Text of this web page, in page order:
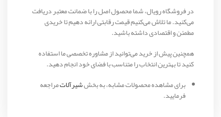
در فروشگاه رویال، شما محصول اصل را با ضمانت معتبر دریافت
می‌کنید. ما تلاش می‌کنیم قیمت رقابتی ارائه دهیم تا خریدی
مطمئن و اقتصادی داشته باشید.
همچنین پیش از خرید می‌توانید از مشاوره تخصصی ما استفاده
کنید تا بهترین انتخاب را متناسب با فضای خود انجام دهید.
برای مشاهده محصولات مشابه، به بخششیرآلاتمراجعه
فرمایید.